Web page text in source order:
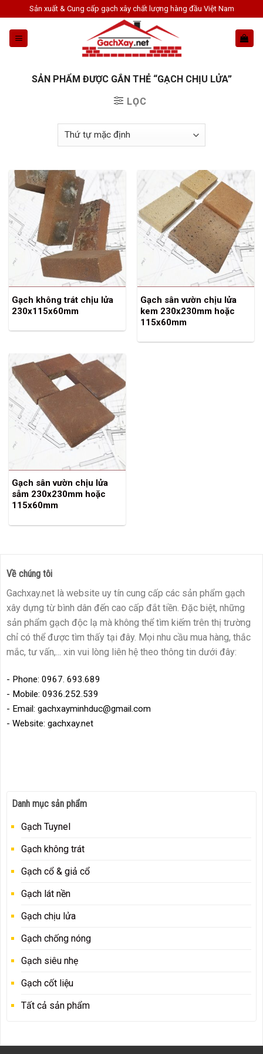
to
content
Sản xuất & Cung cấp gạch xây chất lượng hàng đầu Việt Nam
SẢN PHẨM ĐƯỢC GẮN THẺ “GẠCH CHỊU LỬA”
LỌC
Gạch không trát chịu lửa
230x115x60mm
Gạch sân vườn chịu lửa
kem 230x230mm hoặc
115x60mm
Gạch sân vườn chịu lửa
sẫm 230x230mm hoặc
115x60mm
Về chúng tôi
Gachxay.net là website uy tín cung cấp các sản phẩm gạch
xây dựng từ bình dân đến cao cấp đắt tiền. Đặc biệt, những
sản phẩm gạch độc lạ mà không thể tìm kiếm trên thị trường
chỉ có thể được tìm thấy tại đây. Mọi nhu cầu mua hàng, thắc
mắc, tư vấn,... xin vui lòng liên hệ theo thông tin dưới đây:
- Phone: 0967. 693.689
- Mobile: 0936.252.539
- Email: gachxayminhduc@gmail.com
- Website: gachxay.net
Danh mục sản phẩm
Gạch Tuynel
Gạch không trát
Gạch cổ & giả cổ
Gạch lát nền
Gạch chịu lửa
Gạch chống nóng
Gạch siêu nhẹ
Gạch cốt liệu
Tất cả sản phẩm